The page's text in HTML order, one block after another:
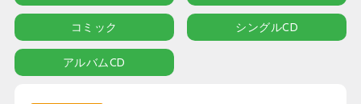
コミック シングルCD
アルバムCD